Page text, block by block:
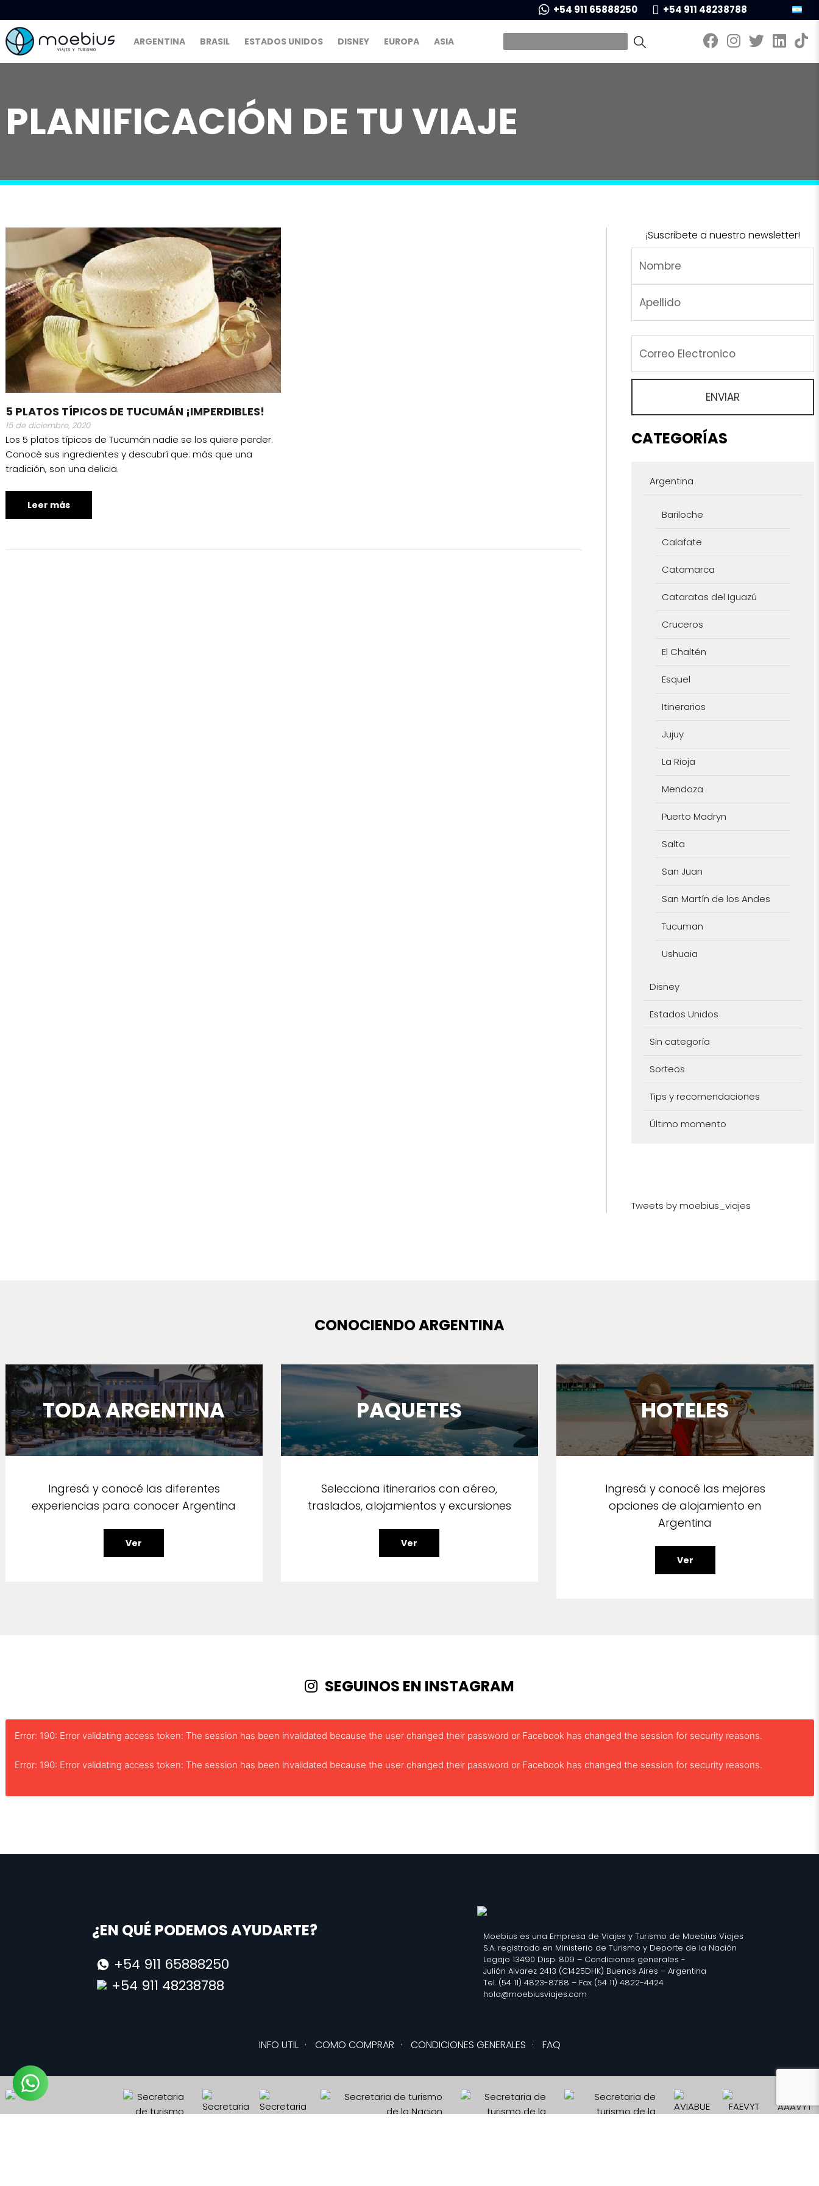
+54 911 65888250 +54 911 48238788
ARGENTINA BRASIL ESTADOS UNIDOS DISNEY EUROPA ASIA
PLANIFICACIÓN DE TU VIAJE
5 PLATOS TÍPICOS DE TUCUMÁN ¡IMPERDIBLES!
15 de diciembre, 2020
Los 5 platos típicos de Tucumán nadie se los quiere perder.
Conocé sus ingredientes y descubrí que: más que una
tradición, son una delicia.
Leer más
¡Suscribete a nuestro newsletter!
CATEGORÍAS
Argentina
Bariloche
Calafate
Catamarca
Cataratas del Iguazú
Cruceros
El Chaltén
Esquel
Itinerarios
Jujuy
La Rioja
Mendoza
Puerto Madryn
Salta
San Juan
San Martín de los Andes
Tucuman
Ushuaia
Disney
Estados Unidos
Sin categoría
Sorteos
Tips y recomendaciones
Último momento
Tweets by moebius_viajes
CONOCIENDO ARGENTINA
TODA ARGENTINA
Ingresá y conocé las diferentes
experiencias para conocer Argentina
Ver
PAQUETES
Selecciona itinerarios con aéreo,
traslados, alojamientos y excursiones
Ver
HOTELES
Ingresá y conocé las mejores
opciones de alojamiento en
Argentina
Ver
SEGUINOS EN INSTAGRAM
Error: 190: Error validating access token: The session has been invalidated because the user changed their password or Facebook has changed the session for security reasons.
Error: 190: Error validating access token: The session has been invalidated because the user changed their password or Facebook has changed the session for security reasons.
¿EN QUÉ PODEMOS AYUDARTE?
+54 911 65888250
+54 911 48238788
Moebius es una Empresa de Viajes y Turismo de Moebius Viajes
S.A. registrada en Ministerio de Turismo y Deporte de la Nación
Legajo 13490 Disp. 809 – Condiciones generales -
Julián Alvarez 2413 (C1425DHK) Buenos Aires – Argentina
Tel. (54 11) 4823-8788 – Fax (54 11) 4822-4424
hola@moebiusviajes.com
INFO UTIL · COMO COMPRAR · CONDICIONES GENERALES · FAQ